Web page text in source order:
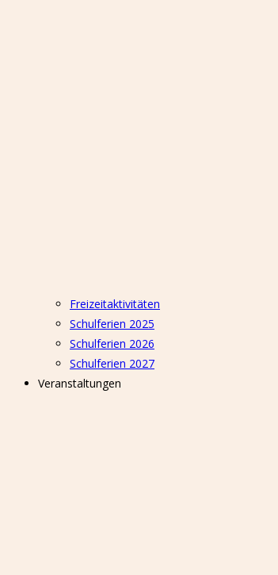
Freizeitaktivitäten
Schulferien 2025
Schulferien 2026
Schulferien 2027
Veranstaltungen